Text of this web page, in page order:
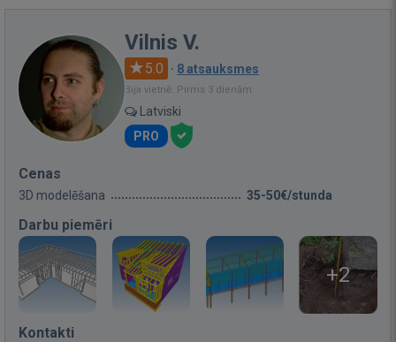
Vilnis V.
5.0 · 8 atsauksmes
Bija vietnē: Pirms 3 dienām
Latviski
PRO
Cenas
3D modelēšana 35-50€/stunda
Darbu piemēri
+2
Kontakti